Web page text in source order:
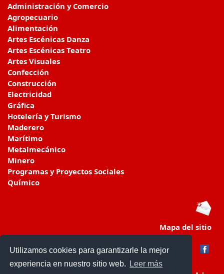
Utilizamos cookies para garantizarle la mejor
experiencia en nuestro sitio web.
Leer más
Administración y Comercio
Agropecuario
Alimentación
Artes Escénicas Danza
Artes Escénicas Teatro
Artes Visuales
Confección
Construcción
Electricidad
Gráfica
Hotelería y Turismo
Maderero
Marítimo
Metalmecánico
Minero
Programas y Proyectos Sociales
Químico
Mapa del sitio